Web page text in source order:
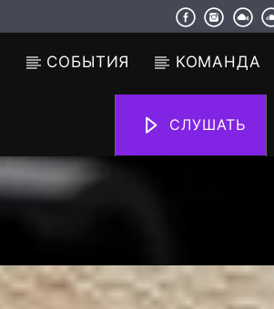
СОБЫТИЯ КОМАНДА
СЛУШАТЬ